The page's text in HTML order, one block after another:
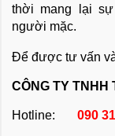
thời mang lại
người mặc.
Để được tư vấn
CÔNG TY TNHH
Hotline: 090